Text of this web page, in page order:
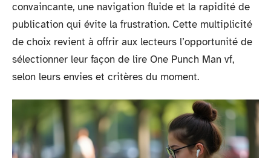
convaincante, une navigation fluide et la rapidité de
publication qui évite la frustration. Cette multiplicité
de choix revient à offrir aux lecteurs l’opportunité de
sélectionner leur façon de lire One Punch Man vf,
selon leurs envies et critères du moment.